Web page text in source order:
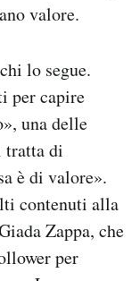
valore.
lo segue.
per capire
una delle
tratta di
è di valore».
contenuti alla
Zappa, che
per